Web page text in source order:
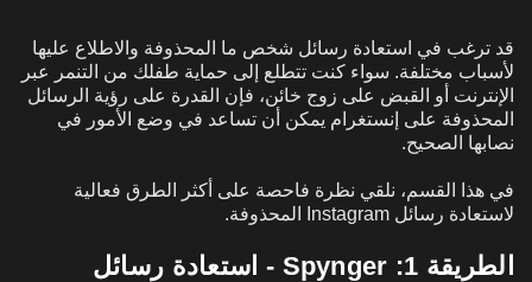
قد ترغب في استعادة رسائل شخص ما المحذوفة والاطلاع عليها
لأسباب مختلفة. سواء كنت تتطلع إلى حماية طفلك من التنمر عبر
الإنترنت أو القبض على زوج خائن، فإن القدرة على رؤية الرسائل
المحذوفة على إنستغرام يمكن أن تساعد في وضع الأمور في
نصابها الصحيح.
في هذا القسم، نلقي نظرة فاحصة على أكثر الطرق فعالية
لاستعادة رسائل Instagram المحذوفة.
الطريقة 1: Spynger - استعادة رسائل